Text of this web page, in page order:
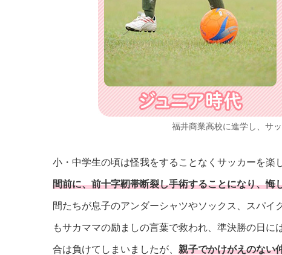
福井商業高校に進学し、サ
小・中学生の頃は怪我をすることなくサッカーを楽
間前に、前十字靭帯断裂し手術することになり、悔
間たちが息子のアンダーシャツやソックス、スパ
もサカママの励ましの言葉で救われ、準決勝の日
合は負けてしまいましたが、 親子でかけがえのない